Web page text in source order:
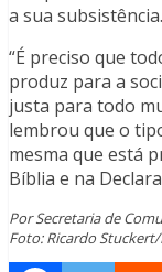
a sua subsistência.
“É preciso que
produz para a
justa para todo
lembrou que o
mesma que está
Bíblia e na
Por Secretaria de
Foto: Ricardo Stuckert/